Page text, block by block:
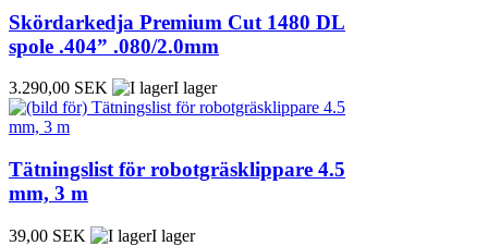
Skördarkedja Premium Cut 1480 DL
spole .404” .080/2.0mm
3.290,00 SEK I lager
Tätningslist för robotgräsklippare 4.5
mm, 3 m
39,00 SEK I lager